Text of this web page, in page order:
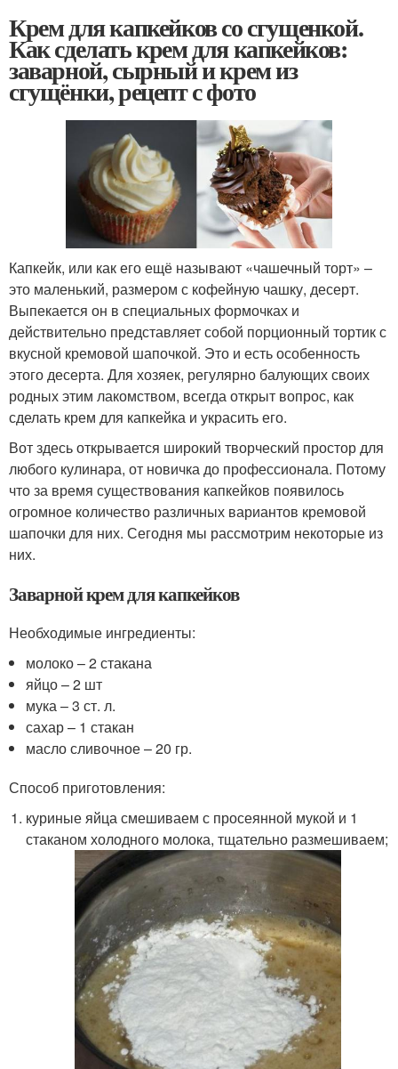
Крем для капкейков со сгущенкой.
Как сделать крем для капкейков:
заварной, сырный и крем из
сгущёнки, рецепт с фото
Капкейк, или как его ещё называют «чашечный торт» –
это маленький, размером с кофейную чашку, десерт.
Выпекается он в специальных формочках и
действительно представляет собой порционный тортик с
вкусной кремовой шапочкой. Это и есть особенность
этого десерта. Для хозяек, регулярно балующих своих
родных этим лакомством, всегда открыт вопрос, как
сделать крем для капкейка и украсить его.
Вот здесь открывается широкий творческий простор для
любого кулинара, от новичка до профессионала. Потому
что за время существования капкейков появилось
огромное количество различных вариантов кремовой
шапочки для них. Сегодня мы рассмотрим некоторые из
них.
Заварной крем для капкейков
Необходимые ингредиенты:
молоко – 2 стакана
яйцо – 2 шт
мука – 3 ст. л.
сахар – 1 стакан
масло сливочное – 20 гр.
Способ приготовления:
куриные яйца смешиваем с просеянной мукой и 1
стаканом холодного молока, тщательно размешиваем;